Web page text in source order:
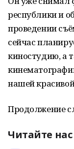
республики и
проведении
сейчас
киностудию, а
нашей
Продолжение
Читайте нас